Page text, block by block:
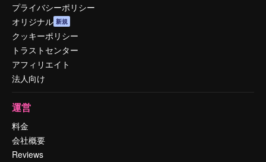
プライバシーポリシー
オリジナル 新規
クッキーポリシー
トラストセンター
アフィリエイト
法人向け
運営
料金
会社概要
Reviews